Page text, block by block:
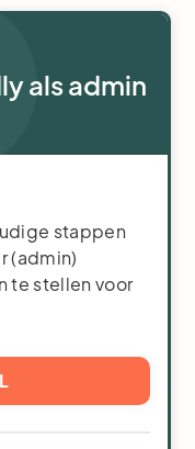
als admin
stappen
(admin)
te stellen voor